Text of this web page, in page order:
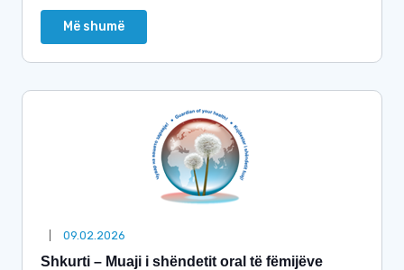
Më shumë
09.02.2026
Shkurti – Muaji i shëndetit oral të fëmijëve